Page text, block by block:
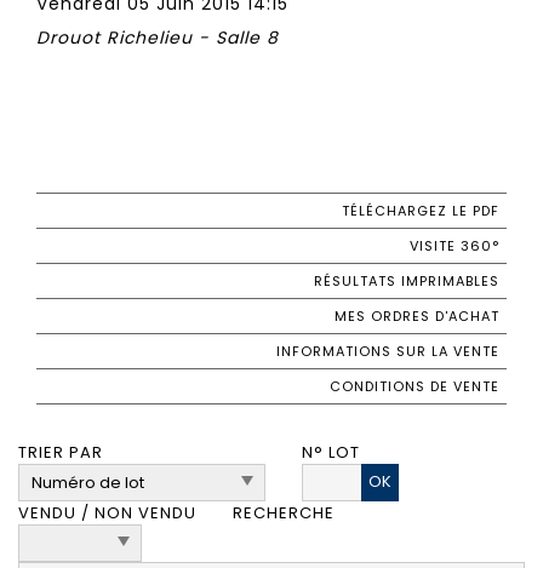
Drouot Richelieu - Salle 8
TÉLÉCHARGEZ LE PDF
VISITE 360°
RÉSULTATS IMPRIMABLES
MES ORDRES D'ACHAT
INFORMATIONS SUR LA VENTE
CONDITIONS DE VENTE
TRIER PAR
N° LOT
OK
VENDU / NON VENDU
RECHERCHE